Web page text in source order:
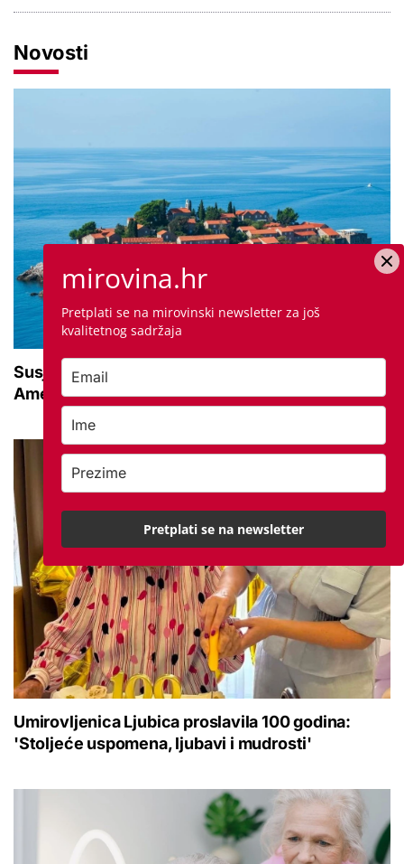
Novosti
Susjedna zemlja sve popularnije odredište
Amerikanaca u mirovini: Pruža mir i sigurnost
Umirovljenica Ljubica proslavila 100 godina:
'Stoljeće uspomena, ljubavi i mudrosti'
mirovina.hr
Pretplati se na mirovinski newsletter za još
kvalitetnog sadržaja
Pretplati se na newsletter